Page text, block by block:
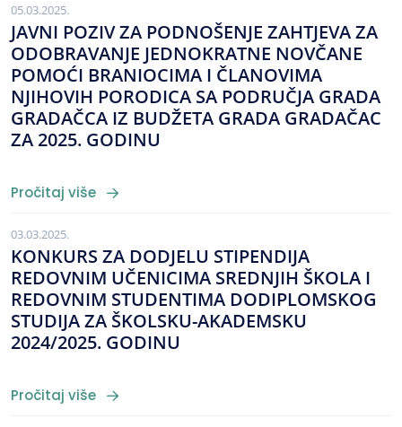
05.03.2025.
JAVNI POZIV ZA PODNOŠENJE ZAHTJEVA ZA
ODOBRAVANJE JEDNOKRATNE NOVČANE
POMOĆI BRANIOCIMA I ČLANOVIMA
NJIHOVIH PORODICA SA PODRUČJA GRADA
GRADAČCA IZ BUDŽETA GRADA GRADAČAC
ZA 2025. GODINU
Pročitaj više
03.03.2025.
KONKURS ZA DODJELU STIPENDIJA
REDOVNIM UČENICIMA SREDNJIH ŠKOLA I
REDOVNIM STUDENTIMA DODIPLOMSKOG
STUDIJA ZA ŠKOLSKU-AKADEMSKU
2024/2025. GODINU
Pročitaj više